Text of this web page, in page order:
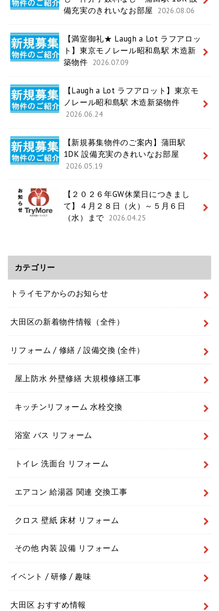
備充実のきれいなお部屋
2026.08.06
【満室御礼★ Laugh a Lot ラフアロッ
ト】東京モノレール昭和島駅 木造新
築物件 2026.07.09
【Laugh a Lot ラフアロット】東京モ
ノレール昭和島駅 木造新築物件
2026.06.24
【新規募集物件のご案内】蒲田駅
1DK 設備充実のきれいなお部屋
2026.05.19
【２０２６年GW休業日につきまし
て】４月２８日（火）～５月６日
（水）まで 2026.04.25
カテゴリー
トライモアからのお知らせ
大田区の新着物件情報（全件）
リフォーム / 修繕 / 設備交換 (全件）
屋上防水 外壁修繕 大規模修繕工事
キッチンリフォーム 水栓交換
浴室 バス リフォーム
トイレ 洗面台 リフォーム
エアコン 給湯器 関連 交換工事
クロス 壁紙 床材 リフォーム
その他 内装 設備 リフォーム
イベント / 研修 / 趣味
大田区 おすすめ情報